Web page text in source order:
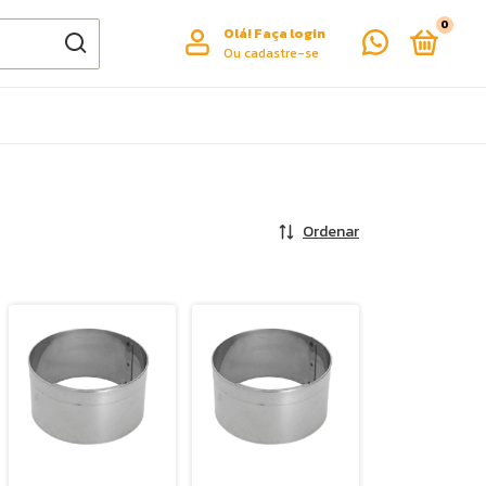
Olá!Faça login
Ou cadastre-se
0
Ordenar